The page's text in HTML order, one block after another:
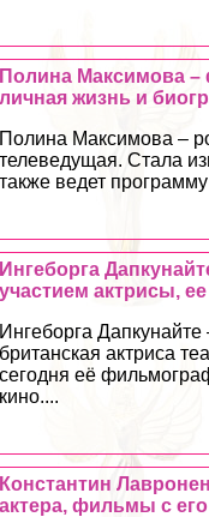
Полина Максимова –
личная жизнь и
Полина Максимова –
телеведущая. Стала
также ведет
Ингеборга
участием актрисы,
Ингеборга Дапкунайте
британская актриса
сегодня её
кино....
Константин
актера, фильмы с